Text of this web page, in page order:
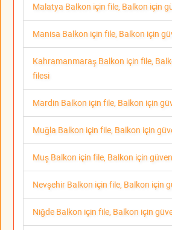
Malatya Balkon için file, Balkon için
Manisa Balkon için file, Balkon için
Kahramanmaraş Balkon için file,
filesi
Mardin Balkon için file, Balkon için
Muğla Balkon için file, Balkon için
Muş Balkon için file, Balkon için
Nevşehir Balkon için file, Balkon için
Niğde Balkon için file, Balkon için